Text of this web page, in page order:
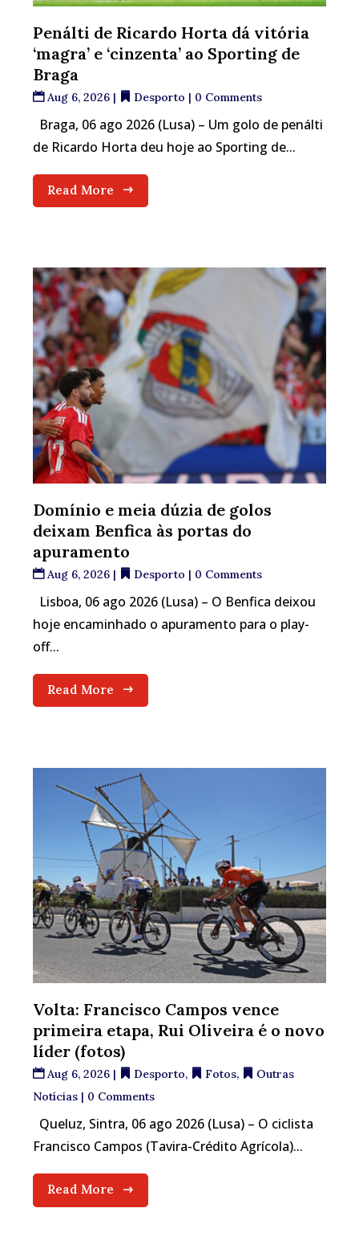
Penálti de Ricardo Horta dá vitória
‘magra’ e ‘cinzenta’ ao Sporting de
Braga
Aug 6, 2026 | Desporto | 0 Comments
Braga, 06 ago 2026 (Lusa) – Um golo de penálti
de Ricardo Horta deu hoje ao Sporting de...
Read More
Domínio e meia dúzia de golos
deixam Benfica às portas do
apuramento
Aug 6, 2026 | Desporto | 0 Comments
Lisboa, 06 ago 2026 (Lusa) – O Benfica deixou
hoje encaminhado o apuramento para o play-
off...
Read More
Volta: Francisco Campos vence
primeira etapa, Rui Oliveira é o novo
líder (fotos)
Aug 6, 2026 | Desporto, Fotos,
Outras
Notícias | 0 Comments
Queluz, Sintra, 06 ago 2026 (Lusa) – O ciclista
Francisco Campos (Tavira-Crédito Agrícola)...
Read More